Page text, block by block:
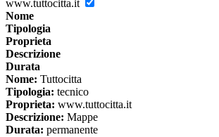
www.tuttocitta.it
Nome
Tipologia
Proprieta
Descrizione
Durata
Nome: Tuttocitta
Tipologia: tecnico
Proprieta: www.tuttocitta.it
Descrizione: Mappe
Durata: permanente